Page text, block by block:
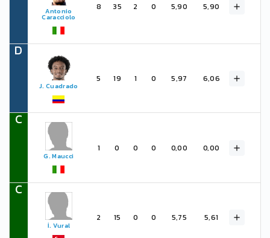
Antonio
Caracciolo
8 35 2 0 5,90 5,90
D
J. Cuadrado
5 19 1 0 5,97 6,06
C
G. Maucci
1 0 0 0 0,00 0,00
C
İ. Vural
2 15 0 0 5,75 5,61